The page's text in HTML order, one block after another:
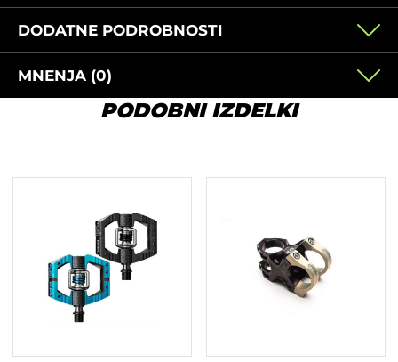
DODATNE PODROBNOSTI
MNENJA (0)
PODOBNI IZDELKI